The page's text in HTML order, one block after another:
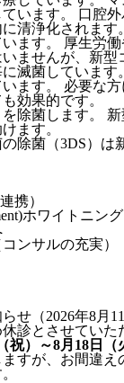
います。
口腔
清浄化されます。
ます。
厚生労
ませんが、新
滅菌しています。
ます。
必要な
効果的です。
除菌します。
ます。
除菌（3DS）は
携）
ホワイトニン
ンサルの充実）
せ（2026年8月11
診とさせていた
祝）～8月18日（
すが、お間違え